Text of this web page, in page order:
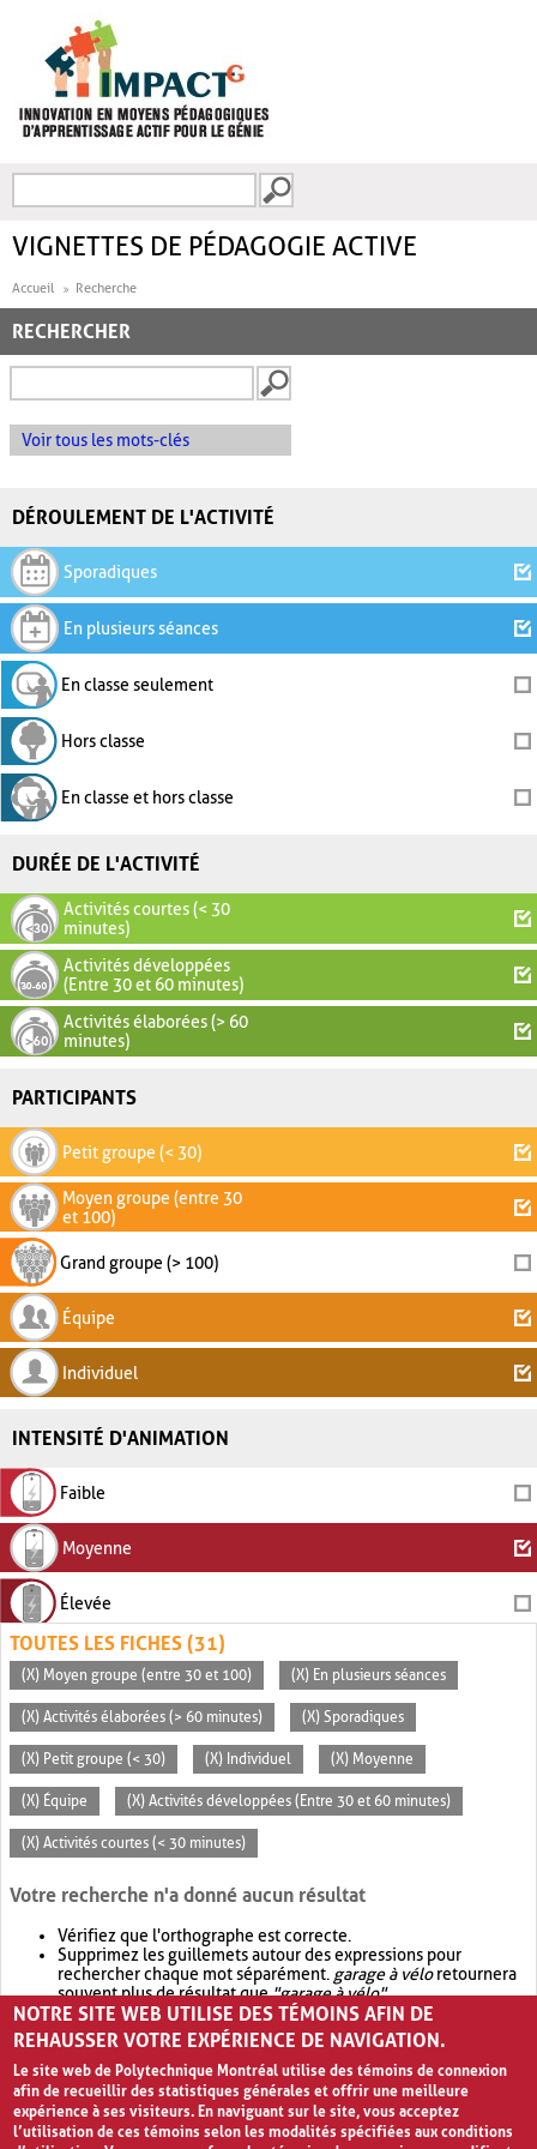
FORMULAIRE DE
VIGNETTES DE PÉDAGOGIE ACTIVE
Accueil Recherche
RECHERCHER
Voir tous les mots-clés
DÉROULEMENT DE L'ACTIVITÉ
Sporadiques
En plusieurs séances
En classe seulement
Hors classe
En classe et hors classe
DURÉE DE L'ACTIVITÉ
Activités courtes (< 30
minutes)
Activités développées
(Entre 30 et 60 minutes)
Activités élaborées (> 60
minutes)
PARTICIPANTS
Petit groupe (< 30)
Moyen groupe (entre 30
et 100)
Grand groupe (> 100)
Équipe
Individuel
INTENSITÉ D'ANIMATION
Faible
Moyenne
Élevée
TOUTES LES FICHES (31)
(X) Moyen groupe (entre 30 et 100) (X) En plusieurs séances
(X) Activités élaborées (> 60 minutes) (X) Sporadiques
(X) Petit groupe (< 30) (X) Individuel (X) Moyenne
(X) Équipe (X) Activités développées (Entre 30 et 60 minutes)
(X) Activités courtes (< 30 minutes)
Votre recherche n'a donné aucun résultat
Vérifiez que l'orthographe est correcte.
Supprimez les guillemets autour des expressions pour
rechercher chaque mot séparément. garage à véloretournera
souvent plus de résultat que"garage à vélo".
Envisagez d'élargir votre recherche avec OR.garage OR vélo
retournera souvent plus de résultat quegarage à vélo
NOTRE SITE WEB UTILISE DES TÉMOINS AFIN DE
REHAUSSER VOTRE EXPÉRIENCE DE NAVIGATION.
Le site web de Polytechnique Montréal utilise des témoins de connexion
afin de recueillir des statistiques générales et offrir une meilleure
expérience à ses visiteurs. En naviguant sur le site, vous acceptez
l’utilisation de ces témoins selon les modalités spécifiées aux conditions